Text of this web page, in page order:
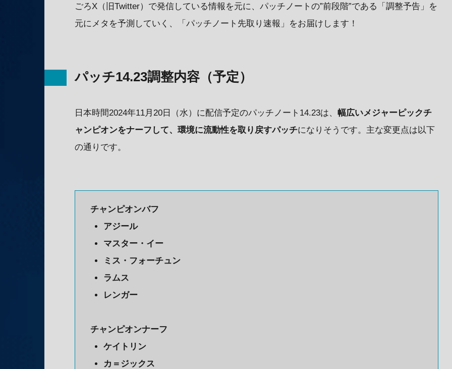
ごろX（旧Twitter）で発信している情報を元に、パッチノートの”前段階”である「調整予告」を
元にメタを予測していく、「パッチノート先取り速報」をお届けします！
パッチ14.23調整内容（予定）
日本時間2024年11月20日（水）に配信予定のパッチノート14.23は、 幅広いメジャーピックチ
ャンピオンをナーフして、環境に流動性を取り戻すパッチになりそうです。主な変更点は以下
の通りです。
チャンピオンバフ
アジール
マスター・イー
ミス・フォーチュン
ラムス
レンガー
チャンピオンナーフ
ケイトリン
カ＝ジックス